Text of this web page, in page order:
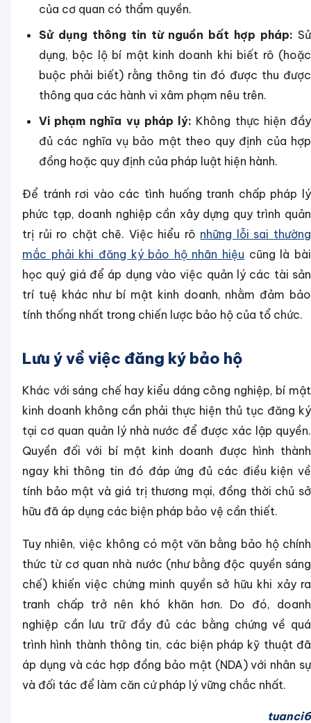
của cơ quan có thẩm quyền.
Sử dụng thông tin từ nguồn bất hợp pháp: Sử
dụng, bộc lộ bí mật kinh doanh khi biết rõ (hoặc
buộc phải biết) rằng thông tin đó được thu được
thông qua các hành vi xâm phạm nêu trên.
Vi phạm nghĩa vụ pháp lý: Không thực hiện đầy
đủ các nghĩa vụ bảo mật theo quy định của hợp
đồng hoặc quy định của pháp luật hiện hành.
Để tránh rơi vào các tình huống tranh chấp pháp lý
phức tạp, doanh nghiệp cần xây dựng quy trình quản
trị rủi ro chặt chẽ. Việc hiểu rõ những lỗi sai thường
mắc phải khi đăng ký bảo hộ nhãn hiệu cũng là bài
học quý giá để áp dụng vào việc quản lý các tài sản
trí tuệ khác như bí mật kinh doanh, nhằm đảm bảo
tính thống nhất trong chiến lược bảo hộ của tổ chức.
Lưu ý về việc đăng ký bảo hộ
Khác với sáng chế hay kiểu dáng công nghiệp, bí mật
kinh doanh không cần phải thực hiện thủ tục đăng ký
tại cơ quan quản lý nhà nước để được xác lập quyền.
Quyền đối với bí mật kinh doanh được hình thành
ngay khi thông tin đó đáp ứng đủ các điều kiện về
tính bảo mật và giá trị thương mại, đồng thời chủ sở
hữu đã áp dụng các biện pháp bảo vệ cần thiết.
Tuy nhiên, việc không có một văn bằng bảo hộ chính
thức từ cơ quan nhà nước (như bằng độc quyền sáng
chế) khiến việc chứng minh quyền sở hữu khi xảy ra
tranh chấp trở nên khó khăn hơn. Do đó, doanh
nghiệp cần lưu trữ đầy đủ các bằng chứng về quá
trình hình thành thông tin, các biện pháp kỹ thuật đã
áp dụng và các hợp đồng bảo mật (NDA) với nhân sự
và đối tác để làm căn cứ pháp lý vững chắc nhất.
tuanci6